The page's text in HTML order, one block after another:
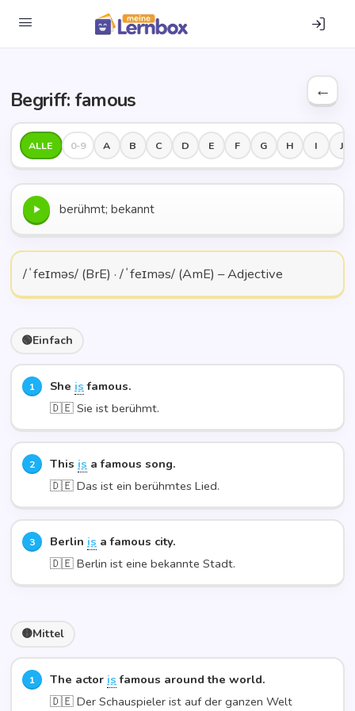
Begriff: famous
ALLE 0-9 A B C D E F G H I J
berühmt; bekannt
/ˈfeɪməs/ (BrE) · /ˈfeɪməs/ (AmE) – Adjective
Ein­fach
She isfamous.
🇩🇪 Sie ist berühmt.
This is a famous song.
🇩🇪 Das ist ein berühm­tes Lied.
Ber­lin is a famous city.
🇩🇪 Ber­lin ist eine bekann­te Stadt.
Mit­tel
The actor isfamous around the world.
🇩🇪 Der Schau­spie­ler ist auf der gan­zen Welt